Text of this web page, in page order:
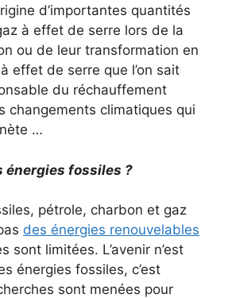
d’importantes quantités
à effet de serre lors de la
ou de leur transformation en
effet de serre que l’on sait
du réchauffement
changements climatiques qui
…
énergies fossiles ?
pétrole, charbon et gaz
des énergies renouvelables
sont limitées. L’avenir n’est
énergies fossiles, c’est
sont menées pour